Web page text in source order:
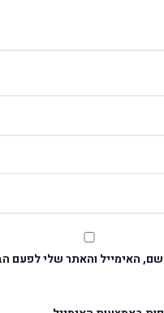
האימייל והאתר שלי לפעם